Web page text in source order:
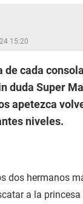
15:20
de cada
duda Super
apetezca
niveles.
dos hermanos
a la